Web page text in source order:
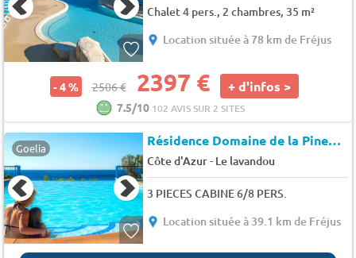
Chalet 4 pers., 2 chambres, 35 m²
Location située à 78 km de Fréjus
- 4 % 2506 € 2397 € + d'infos >
7.5/10 102 AVIS SUR 2 SITES
Goelia Résidence Domaine de la Pinede
Côte d'Azur- Le lavandou
3 PIECES CABINE 6/8 PERS.
Location située à 39.1 km de Fréjus